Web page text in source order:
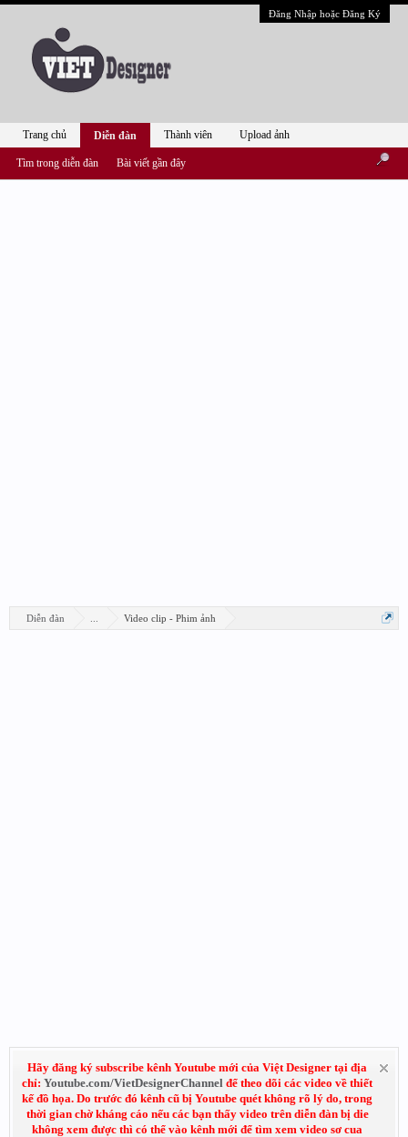
Đăng Nhập hoặc Đăng Ký
Diễn đàn Video clip - Phim ảnh
Hãy đăng ký subscribe kênh Youtube mới của Việt Designer tại địa
chỉ: Youtube.com/VietDesignerChannel để theo dõi các video về thiết
kế đồ họa. Do trước đó kênh cũ bị Youtube quét không rõ lý do, trong
thời gian chờ kháng cáo nếu các bạn thấy video trên diễn đàn bị die
không xem được thì có thể vào kênh mới để tìm xem video sơ cua
Trang chủ Diễn đàn
Tìm trong diễn đàn Bài viết gần đây
Thành viên Upload ảnh